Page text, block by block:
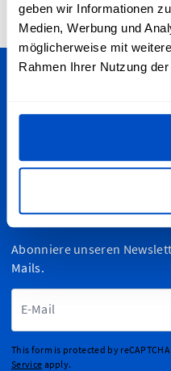
geben wir Informationen
Medien, Werbung und
möglicherweise mit
Rahmen Ihrer Nutzung
4,7
Innsbruck, Salzburg, Wien,
versenden zudem weltweit!
Für den
Abonniere unseren
Mails.
This form is protected by
Service apply.